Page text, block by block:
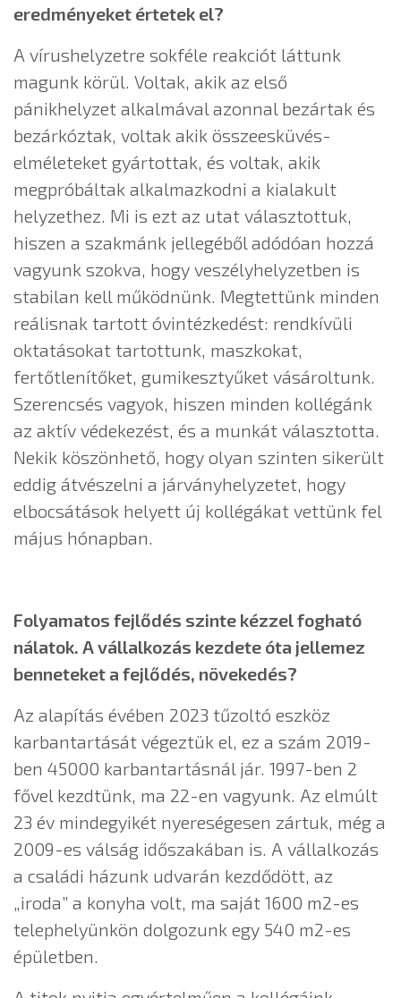
eredményeket értetek el?
A vírushelyzetre sokféle reakciót láttunk
magunk körül. Voltak, akik az első
pánikhelyzet alkalmával azonnal bezártak és
bezárkóztak, voltak akik összeesküvés-
elméleteket gyártottak, és voltak, akik
megpróbáltak alkalmazkodni a kialakult
helyzethez. Mi is ezt az utat választottuk,
hiszen a szakmánk jellegéből adódóan hozzá
vagyunk szokva, hogy veszélyhelyzetben is
stabilan kell működnünk. Megtettünk minden
reálisnak tartott óvintézkedést: rendkívüli
oktatásokat tartottunk, maszkokat,
fertőtlenítőket, gumikesztyűket vásároltunk.
Szerencsés vagyok, hiszen minden kollégánk
az aktív védekezést, és a munkát választotta.
Nekik köszönhető, hogy olyan szinten sikerült
eddig átvészelni a járványhelyzetet, hogy
elbocsátások helyett új kollégákat vettünk fel
május hónapban.
Folyamatos fejlődés szinte kézzel fogható
nálatok. A vállalkozás kezdete óta jellemez
benneteket a fejlődés, növekedés?
Az alapítás évében 2023 tűzoltó eszköz
karbantartását végeztük el, ez a szám 2019-
ben 45000 karbantartásnál jár. 1997-ben 2
fővel kezdtünk, ma 22-en vagyunk. Az elmúlt
23 év mindegyikét nyereségesen zártuk, még a
2009-es válság időszakában is. A vállalkozás
a családi házunk udvarán kezdődött, az
„iroda” a konyha volt, ma saját 1600 m2-es
telephelyünkön dolgozunk egy 540 m2-es
épületben.